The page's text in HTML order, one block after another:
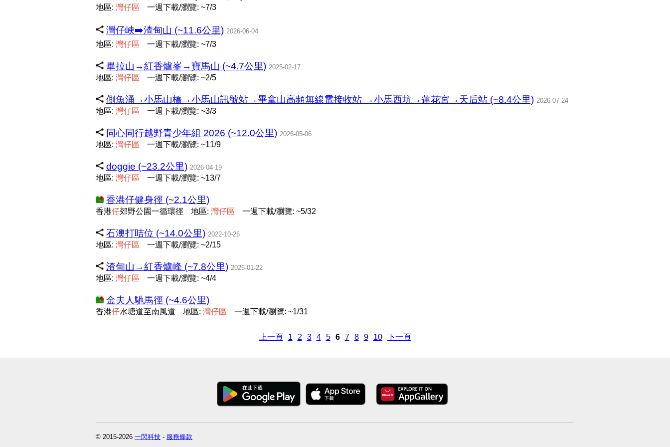
地區: 灣仔區 一週下載/瀏覽: ~7/3
灣仔峽➡️渣甸山 (~11.6公里) 2026-06-04
地區: 灣仔區 一週下載/瀏覽: ~7/3
畢拉山→紅香爐峯→寶馬山 (~4.7公里) 2025-02-17
地區: 灣仔區 一週下載/瀏覽: ~2/5
側魚涌→小馬山橋→小馬山訊號站→畢拿山高頻無線電接收站 →小馬西坑→蓮花宮→天后站 (~8.4公里) 2026-07-24
地區: 灣仔區 一週下載/瀏覽: ~3/3
同心同行越野青少年組 2026 (~12.0公里) 2026-05-06
地區: 灣仔區 一週下載/瀏覽: ~11/9
doggie (~23.2公里) 2026-04-19
地區: 灣仔區 一週下載/瀏覽: ~13/7
香港仔健身徑 (~2.1公里)
香港仔郊野公園一循環徑 地區: 灣仔區 一週下載/瀏覽: ~5/32
石澳打咭位 (~14.0公里) 2022-10-26
地區: 灣仔區 一週下載/瀏覽: ~2/15
渣甸山→紅香爐峰 (~7.8公里) 2026-01-22
地區: 灣仔區 一週下載/瀏覽: ~4/4
金夫人馳馬徑 (~4.6公里)
香港仔水塘道至南風道 地區: 灣仔區 一週下載/瀏覽: ~1/31
上一頁 1 2 3 4 5 6 7 8 9 10 下一頁
© 2015-2026 一閃科技 - 服務條款